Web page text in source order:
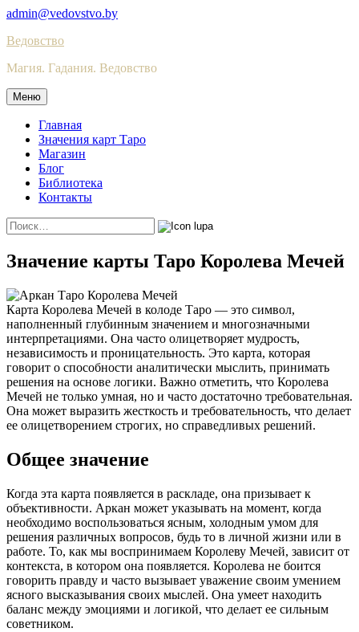
Skip
content
admin@vedovstvo.by
Ведовство
Магия. Гадания. Ведовство
Меню
Главная
Значения карт Таро
Магазин
Блог
Библиотека
Контакты
Найти:
Значение карты Таро Королева Мечей
Карта Королева Мечей в колоде Таро — это символ,
наполненный глубинным значением и многозначными
интерпретациями. Она часто олицетворяет мудрость,
независимость и проницательность. Это карта, которая
говорит о способности аналитически мыслить, принимать
решения на основе логики. Важно отметить, что Королева
Мечей не только умная, но и часто достаточно требовательная.
Она может выразить жесткость и требовательность, что делает
ее олицетворением строгих, но справедливых решений.
Общее значение
Когда эта карта появляется в раскладе, она призывает к
объективности. Аркан может указывать на момент, когда
необходимо воспользоваться ясным, холодным умом для
решения различных вопросов, будь то в личной жизни или в
работе. То, как мы воспринимаем Королеву Мечей, зависит от
контекста, в котором она появляется. Королева не боится
говорить правду и часто вызывает уважение своим умением
ясного высказывания своих мыслей. Она умеет находить
баланс между эмоциями и логикой, что делает ее сильным
советником.